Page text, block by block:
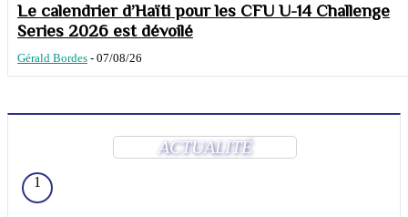
Le calendrier d’Haïti pour les CFU U-14 Challenge
Series 2026 est dévoilé
Gérald Bordes - 07/08/26
ACTUALITÉ
1